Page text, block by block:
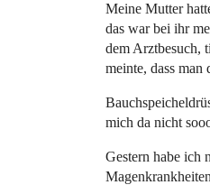
Meine Mutter
das war bei ihr
dem Arztbesuch,
meinte, dass
mich da nicht
Gestern habe ich